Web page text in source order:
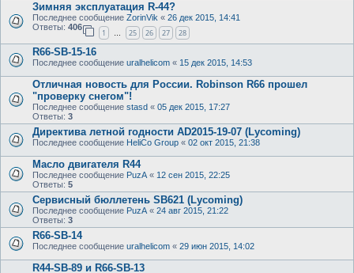
Зимняя эксплуатация R-44?
Последнее сообщение ZorinVik « 26 дек 2015, 14:41
Ответы: 406
1 … 25 26 27 28
R66-SB-15-16
Последнее сообщение uralhelicom « 15 дек 2015, 14:53
Отличная новость для России. Robinson R66 прошел
"проверку снегом"!
Последнее сообщение stasd « 05 дек 2015, 17:27
Ответы: 3
Директива летной годности AD2015-19-07 (Lycoming)
Последнее сообщение HeliCo Group « 02 окт 2015, 21:38
Масло двигателя R44
Последнее сообщение PuzA « 12 сен 2015, 22:25
Ответы: 5
Сервисный бюллетень SB621 (Lycoming)
Последнее сообщение PuzA « 24 авг 2015, 21:22
Ответы: 3
R66-SB-14
Последнее сообщение uralhelicom « 29 июн 2015, 14:02
R44-SB-89 и R66-SB-13